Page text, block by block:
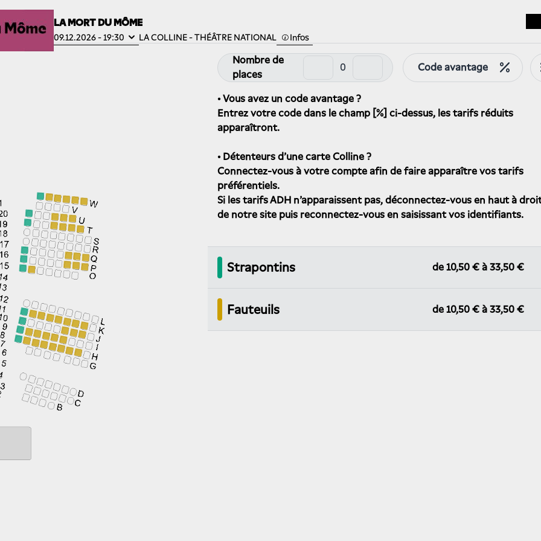
LA MORT DU MÔME
09.12.2026 - 19:30 LA COLLINE - THÉÂTRE NATIONAL Infos
Nombre de
places
Code avantage
• Vous avez un code avantage ?
Entrez votre code dans le champ [%] ci-dessus, les tarifs réduits
apparaîtront.
• Détenteurs d'une carte Colline ?
Connectez-vous à votre compte afin de faire apparaître vos tarifs
préférentiels.
Si les tarifs ADH n'apparaissent pas, déconnectez-vous en haut à
de notre site puis reconnectez-vous en saisissant vos identifiants.
Strapontins de 10,50 € à 33,50 €
Fauteuils de 10,50 € à 33,50 €